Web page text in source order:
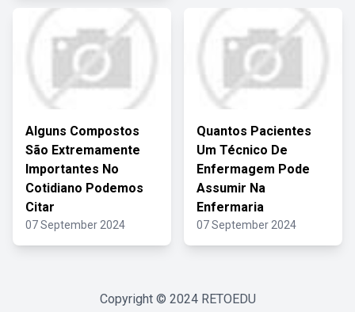
Alguns Compostos
São Extremamente
Importantes No
Cotidiano Podemos
Citar
07 September 2024
Quantos Pacientes
Um Técnico De
Enfermagem Pode
Assumir Na
Enfermaria
07 September 2024
Copyright © 2024 RETOEDU